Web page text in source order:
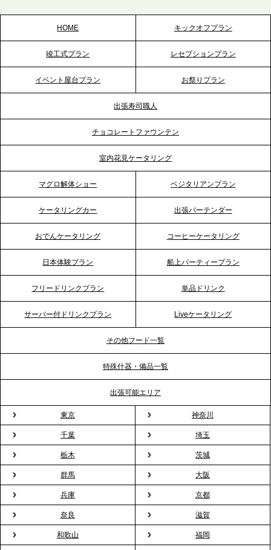
2026.5.20
プレスリリースのご案内｜ケータリングのセカンド
2026.5.12
プレスリリースのご案内｜ケータリングのセカンド
プレスリリースのご案内｜「温かな食」が会話のス
イッチに。新入社員研修で《食体験としてのケータ
テーブル、横浜事務所を新設。神奈川エリアのサー
ビス提供体制を強化し、質の高い「場づくり」をサ
TBS「Nスタ」で、2ndTable「1DISH」の花見オー
ドブルが紹介されました
2026.3.23
プレスリリースのご案内｜入社式の“そのまま懇親
会”が企業で広がる。 新入社員の交流を支える『オフ
ィスケータリング』という新しい活用法
2026.3.20
NHK「ニュースウオッチ9」で、2ndTable「室内花
HOME キックオフプラン
竣工式プラン レセプションプラン
イベント屋台プラン お祭りプラン
出張寿司職人
チョコレートファウンテン
室内花見ケータリング
マグロ解体ショー ベジタリアンプラン
ケータリングカー 出張バーテンダー
おでんケータリング コーヒーケータリング
日本体験プラン 船上パーティープラン
フリードリンクプラン 単品ドリンク
サーバー付ドリンクプラン Liveケータリング
その他フード一覧
特殊什器・備品一覧
出張可能エリア
東京 神奈川
千葉 埼玉
栃木 茨城
群馬 大阪
兵庫 京都
奈良 滋賀
和歌山 福岡